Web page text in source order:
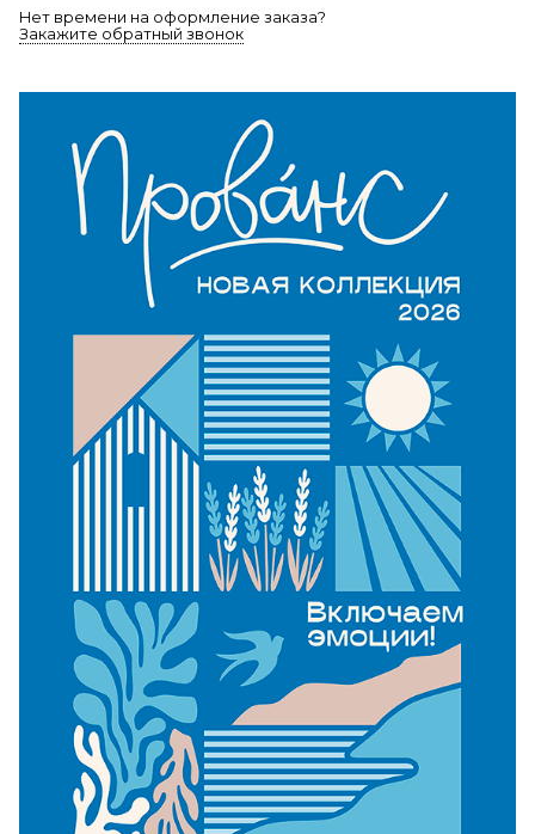
Нет времени на оформление заказа?
Закажите обратный звонок